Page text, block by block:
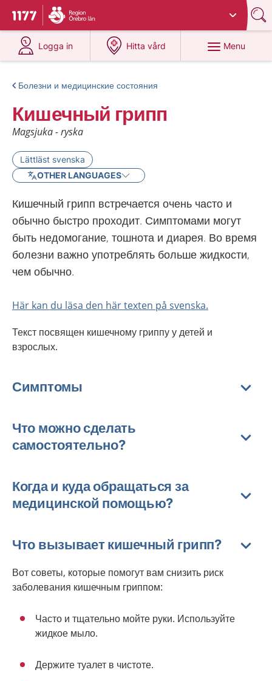
To start page for 1177
Du har valt region
Logga in
at 1177.se
Hitta vård
at 1177.se
Menu
Болезни и медицинские состояния
Кишечный грипп
Magsjuka - ryska
Lättläst svenska
OTHER LANGUAGES
Кишечный грипп встречается очень часто и
обычно быстро проходит. Симптомами могут
быть недомогание, тошнота и диарея. Во время
болезни важно употреблять больше жидкости,
чем обычно.
Här kan du läsa den här texten på svenska.
Текст посвящен кишечному гриппу у детей и
взрослых.
Симптомы
Что можно сделать
самостоятельно?
Когда и куда обращаться за
медицинской помощью?
Что вызывает кишечный грипп?
Вот советы, которые помогут вам снизить риск
заболевания кишечным гриппом:
Часто и тщательно мойте руки. Используйте
жидкое мыло.
Держите туалет в чистоте.